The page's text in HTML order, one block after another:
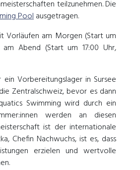
teilzunehmen. Die
Poolausgetragen.
Vorläufen am Morgen (Start um
Abend (Start um 17:00 Uhr,
Vorbereitungslager in Sursee
Zentralschweiz, bevor es dann
Swimming wird durch ein
werden an diesen
ist der internationale
Chefin Nachwuchs, ist es, dass
erzielen und wertvolle